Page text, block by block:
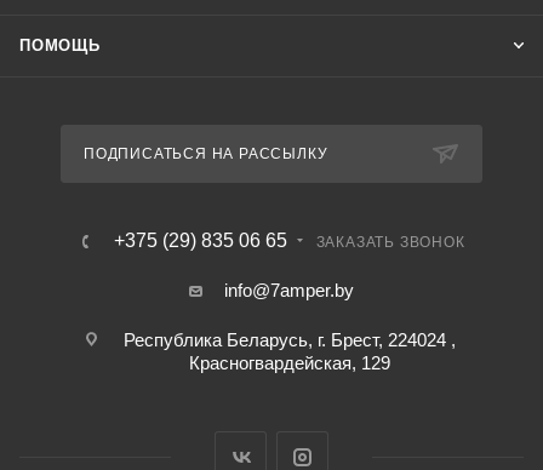
ПОМОЩЬ
ПОДПИСАТЬСЯ НА РАССЫЛКУ
+375 (29) 835 06 65 ЗАКАЗАТЬ ЗВОНОК
info@7amper.by
Республика Беларусь, г. Брест, 224024 ,
Красногвардейская, 129